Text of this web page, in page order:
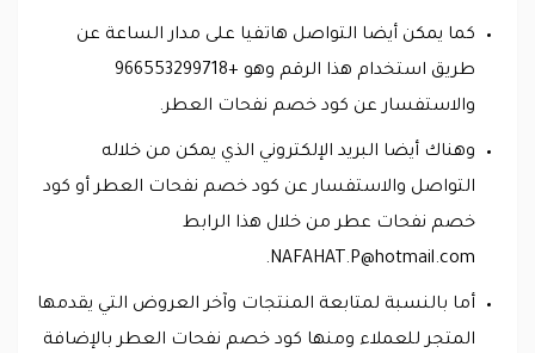
كما يمكن أيضا التواصل هاتفيا على مدار الساعة عن
طريق استخدام هذا الرقم وهو +966553299718
والاستفسار عن كود خصم نفحات العطر.
وهناك أيضا البريد الإلكتروني الذي يمكن من خلاله
التواصل والاستفسار عن كود خصم نفحات العطر أو كود
خصم نفحات عطر من خلال هذا الرابط
NAFAHAT.P@hotmail.com
.
أما بالنسبة لمتابعة المنتجات وآخر العروض التي يقدمها
المتجر للعملاء ومنها كود خصم نفحات العطر بالإضافة